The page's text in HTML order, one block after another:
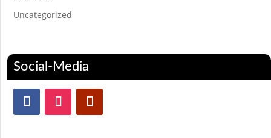
Uncategorized
Social-Media